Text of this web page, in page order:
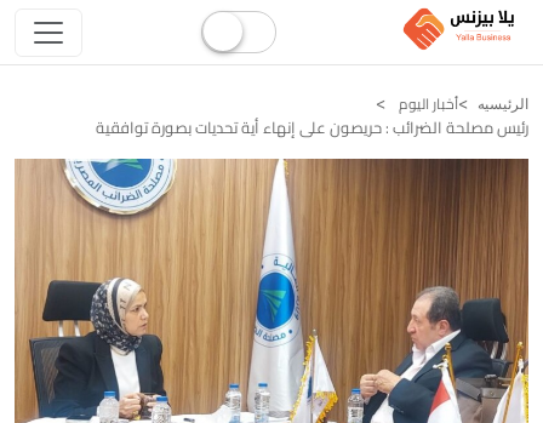
الرئيسيه أخبار اليوم
رئيس مصلحة الضرائب : حريصون على إنهاء أية تحديات بصورة توافقية